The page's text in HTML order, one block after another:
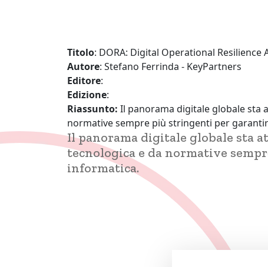
Titolo: DORA: Digital Operational Resilience
Autore: Stefano Ferrinda - KeyPartners
Editore:
Edizione:
Riassunto: Il panorama digitale globale sta
normative sempre più stringenti per
Il panorama digitale globale sta
tecnologica e da normative
informatica.